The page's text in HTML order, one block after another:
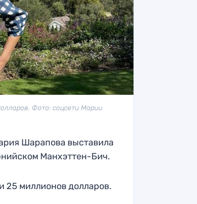
Фото: соцсети Марии
Шарапова выставила
Манхэттен-Бич.
25 миллионов долларов.